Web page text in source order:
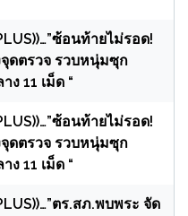
ซ้อนท้ายไม่รอด!
ดตรวจ รวบหนุ่มซุก
ง 11 เม็ด “
ซ้อนท้ายไม่รอด!
ดตรวจ รวบหนุ่มซุก
ง 11 เม็ด “
ตร.สภ.พบพระ จัด